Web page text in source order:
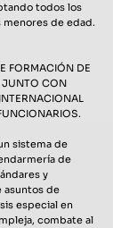
todos los
de edad.
FORMACIÓN DE
JUNTO CON
sistema de
de
y
asuntos de
especial en
combate al